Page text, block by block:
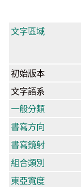
文字區域
初始版本
文字語系
一般分類
書寫方向
書寫鏡射
組合類別
東亞寬度